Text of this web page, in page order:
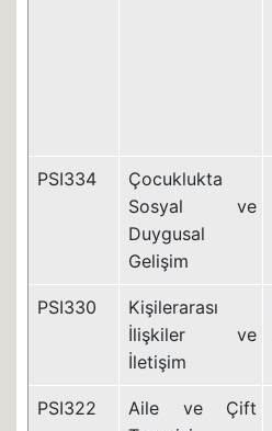
PSI334
Çocuklukta
Sosyal ve
Duygusal
Gelişim
PSI330
Kişilerarası
İlişkiler ve
İletişim
PSI322
Aile ve Çift